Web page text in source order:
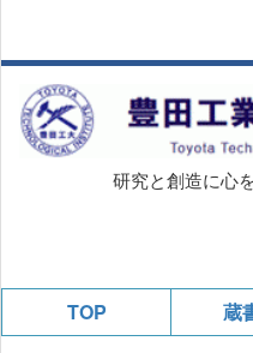
研究と創造に心
TOP 蔵